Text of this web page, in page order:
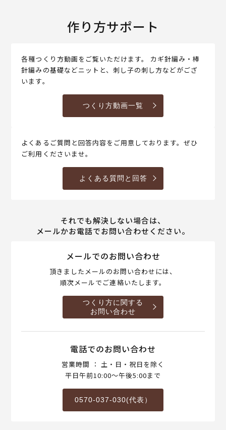
作り方サポート
各種つくり方動画をご覧いただけます。 カギ針編み・棒
針編みの基礎などニットと、刺し子の刺し方などがござ
います。
つくり方動画一覧
よくあるご質問と回答内容をご用意しております。ぜひ
ご利用くださいませ。
よくある質問と回答
それでも解決しない場合は、
メールかお電話でお問い合わせください。
メールでのお問い合わせ
頂きましたメールのお問い合わせには、
順次メールでご連絡いたします。
つくり方に関する
お問い合わせ
電話でのお問い合わせ
営業時間 ： 土・日・祝日を除く
平日午前10:00～午後5:00まで
0570-037-030(代表）